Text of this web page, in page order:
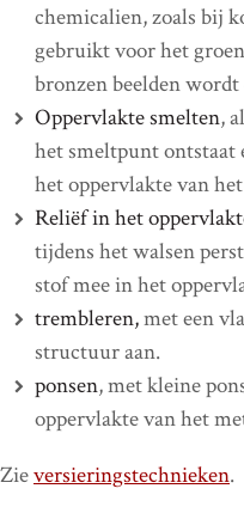
chemicalien, zoals bij
gebruikt voor het
bronzen beelden
Oppervlakte smelten,
het smeltpunt ontstaat
het oppervlakte van
Reliëf in het
tijdens het walsen
stof mee in het
trembleren,met een
structuur aan.
ponsen, met kleine
oppervlakte van het
Zieversieringstechnieken.